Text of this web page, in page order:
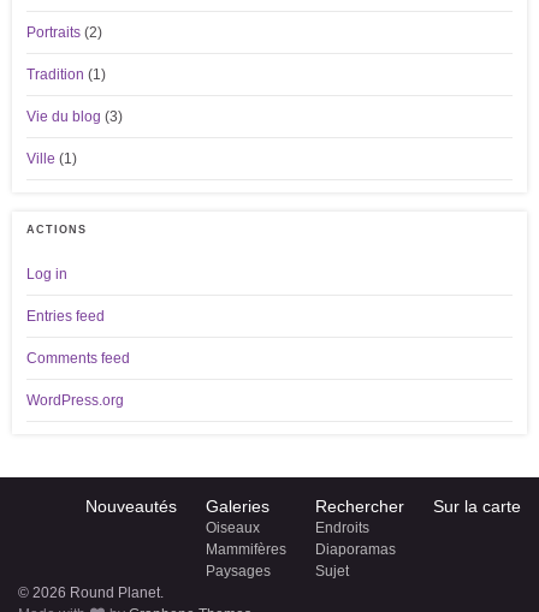
Portraits (2)
Tradition (1)
Vie du blog (3)
Ville (1)
ACTIONS
Log in
Entries feed
Comments feed
WordPress.org
Nouveautés Galeries
Oiseaux
Mammifères
Paysages
Rechercher
Endroits
Diaporamas
Sujet
Sur la carte
© 2026 Round Planet.